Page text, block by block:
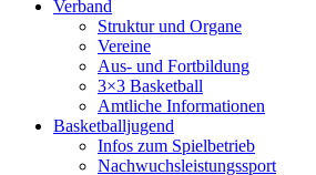
Verband
Struktur und Organe
Vereine
Aus- und Fortbildung
3×3 Basketball
Amtliche Informationen
Basketballjugend
Infos zum Spielbetrieb
Nachwuchsleistungssport